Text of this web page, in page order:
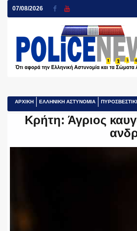
07/08/2026
ΑΡΧΙΚΗ ΕΛΛΗΝΙΚΗ ΑΣΤΥΝΟΜΙΑ
Κρήτη: Άγριος